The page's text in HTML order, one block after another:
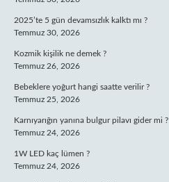
2025’te 5 gün devamsızlık kalktı mı ?
Temmuz 30, 2026
Kozmik kişilik ne demek ?
Temmuz 26, 2026
Bebeklere yoğurt hangi saatte verilir ?
Temmuz 25, 2026
Karnıyarığın yanına bulgur pilavı gider mi ?
Temmuz 24, 2026
1W LED kaç lümen ?
Temmuz 24, 2026